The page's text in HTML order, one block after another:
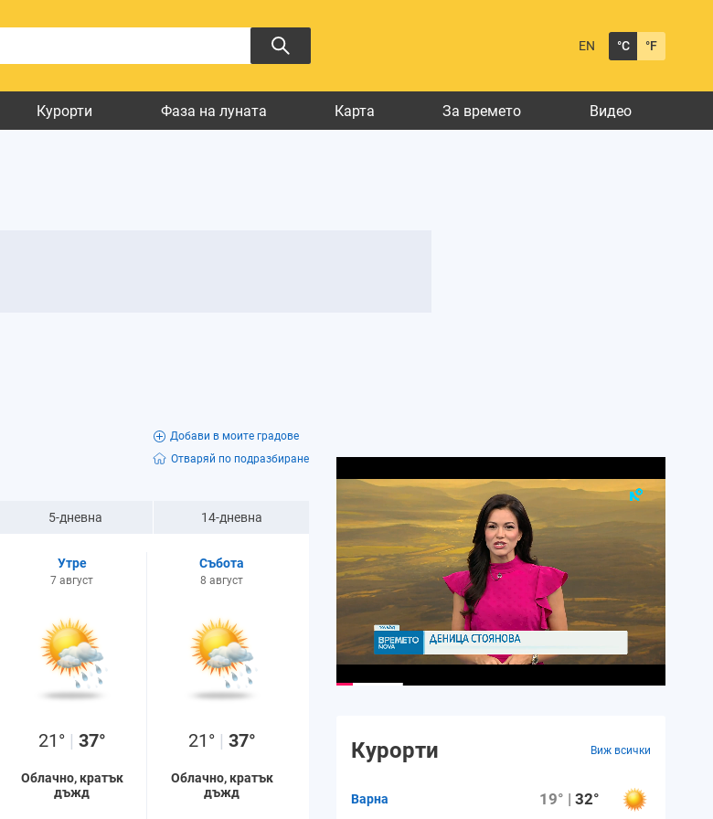
EN °C °F
Курорти Фаза на луната Карта За времето Видео
Добави в моите градове
Отваряй по подразбиране
5-дневна 14-дневна
Утре
7 август
21° | 37°
Облачно, кратък
дъжд
Събота
8 август
21° | 37°
Облачно, кратък
дъжд
Курорти Виж всички
Варна 19° |32°